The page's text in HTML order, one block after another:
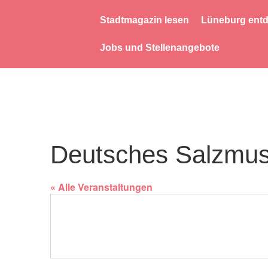
Stadtmagazin lesen Lüneburg
Jobs und Stellenangebote
Deutsches
« Alle Veranstaltungen